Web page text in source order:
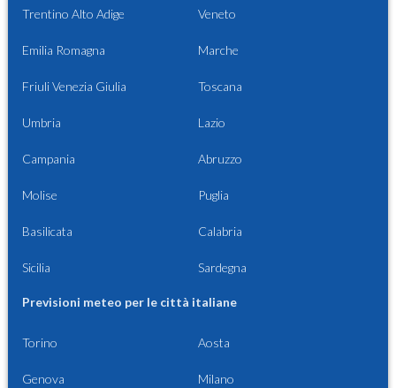
Trentino Alto Adige Veneto
Emilia Romagna Marche
Friuli Venezia Giulia Toscana
Umbria Lazio
Campania Abruzzo
Molise Puglia
Basilicata Calabria
Sicilia Sardegna
Previsioni meteo per le città italiane
Torino Aosta
Genova Milano